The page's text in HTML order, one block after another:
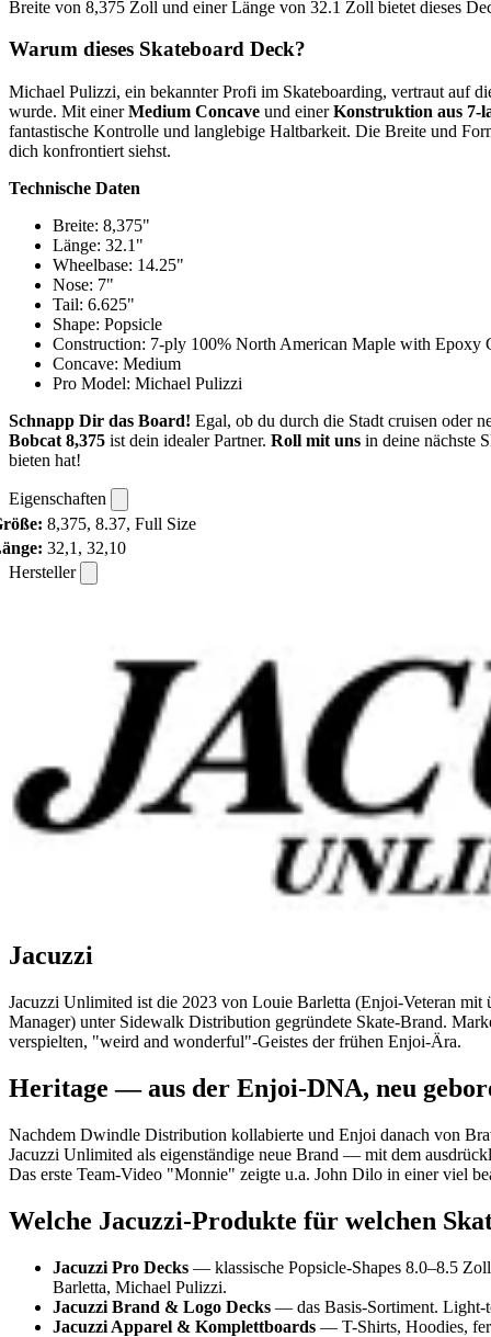
Breite von 8,375 Zoll und einer Länge von 32.1 Zoll bietet dieses
Warum dieses Skateboard Deck?
Michael Pulizzi, ein bekannter Profi im Skateboarding, vertraut auf
wurde. Mit einerMedium Concave und einerKonstruktion aus 7-
fantastische Kontrolle und langlebige Haltbarkeit. Die Breite und
dich konfrontiert siehst.
Technische Daten
Breite: 8,375"
Länge: 32.1"
Wheelbase: 14.25"
Nose: 7"
Tail: 6.625"
Shape: Popsicle
Construction: 7-ply 100% North American Maple with Epoxy
Concave: Medium
Pro Model: Michael Pulizzi
Schnapp Dir das Board! Egal, ob du durch die Stadt cruisen oder
Bobcat 8,375 ist dein idealer Partner. Roll mit uns in deine nächste
bieten hat!
Eigenschaften
8,375, 8.37, Full Size
32,1, 32,10
Hersteller
Jacuzzi
Jacuzzi Unlimited ist die 2023 von Louie Barletta (Enjoi-Veteran
Manager) unter Sidewalk Distribution gegründete Skate-Brand.
verspielten, "weird and wonderful"-Geistes der frühen Enjoi-Ära.
Heritage — aus der Enjoi-DNA, neu
Nachdem Dwindle Distribution kollabierte und Enjoi danach von
Jacuzzi Unlimited als eigenständige neue Brand — mit dem
Das erste Team-Video "Monnie" zeigte u.a. John Dilo in einer viel
Welche Jacuzzi-Produkte für welchen
Jacuzzi Pro Decks — klassische Popsicle-Shapes 8.0–8.5
Barletta, Michael Pulizzi.
Jacuzzi Brand & Logo Decks — das Basis-Sortiment. Light-
Jacuzzi Apparel & Komplettboards — T-Shirts, Hoodies,